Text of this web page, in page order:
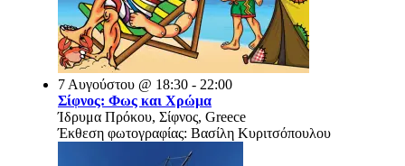
7 Αυγούστου @ 18:30 - 22:00
Σίφνος: Φως και Χρώμα
Ίδρυμα Πρόκου, Σίφνος, Greece
Έκθεση φωτογραφίας: Βασίλη Κυριτσόπουλου